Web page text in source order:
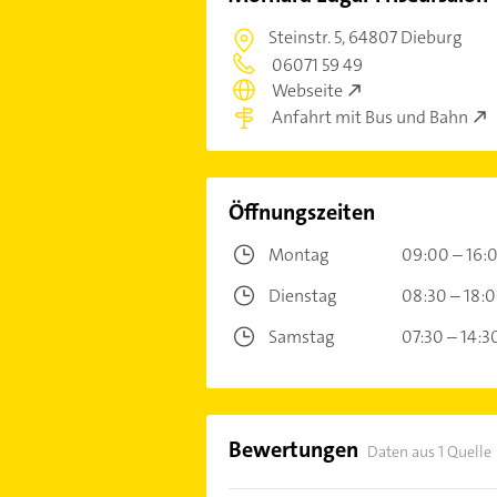
Steinstr. 5,64807 Dieburg
06071 59 49
Webseite
Anfahrt mit Bus und Bahn
Öffnungszeiten
Montag
09:00 –
Dienstag
08:30 –
Samstag
07:30 –
Bewertungen Daten aus 1 Quelle